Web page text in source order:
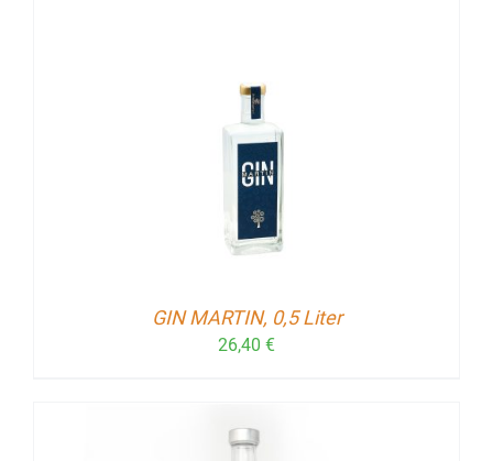
GIN MARTIN, 0,5 Liter
26,40 €